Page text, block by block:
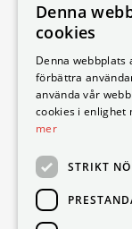
Vibrator
Sängvibratorn är
larmmottagare, till
kudden kommer att
således vakna utan
Art.
nr
Denna
cookies
Denna webbplats
förbättra
använda vår
cookies i enlighet
mer
STRIKT